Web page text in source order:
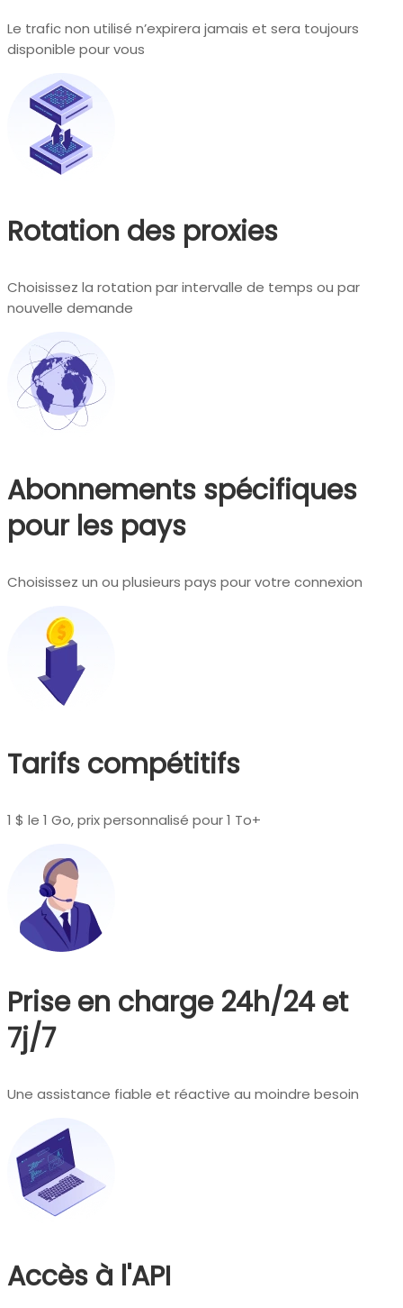
Le trafic non utilisé n’expirera jamais et sera toujours
disponible pour vous
Rotation des proxies
Choisissez la rotation par intervalle de temps ou par
nouvelle demande
Abonnements spécifiques
pour les pays
Choisissez un ou plusieurs pays pour votre connexion
Tarifs compétitifs
1 $ le 1 Go, prix personnalisé pour 1 To+
Prise en charge 24h/24 et
7j/7
Une assistance fiable et réactive au moindre besoin
Accès à l'API